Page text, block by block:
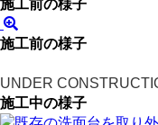
施工前の様子
施工前の様子
UNDER
施工中の様子